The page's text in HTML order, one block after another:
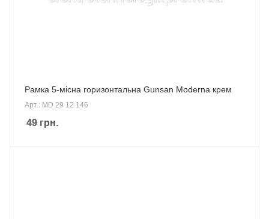
Рамка 5-місна горизонтальна Gunsan Moderna крем
Арт.: MD 29 12 146
49 грн.